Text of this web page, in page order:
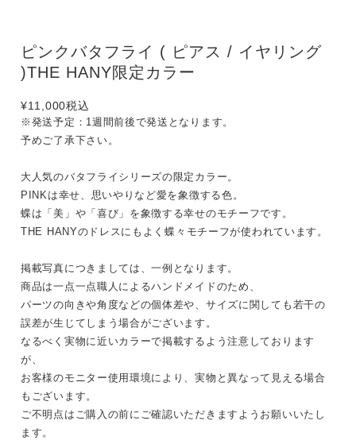
ピンクバタフライ ( ピアス / イヤリング
)THE HANY限定カラー
¥11,000税込
※発送予定：1週間前後で発送となります。
予めご了承下さい。
大人気のバタフライシリーズの限定カラー。
PINKは幸せ、思いやりなど愛を象徴する色。
蝶は「美」や「喜び」を象徴する幸せのモチーフです。
THE HANYのドレスにもよく蝶々モチーフが使われています。
掲載写真につきましては、一例となります。
商品は一点一点職人によるハンドメイドのため、
パーツの向きや角度などの個体差や、サイズに関しても若干の
誤差が生じてしまう場合がございます。
なるべく実物に近いカラーで掲載するよう注意しております
が、
お客様のモニター使用環境により、実物と異なって見える場合
もございます。
ご不明点はご購入の前にご確認いただきますようお願いいたし
ます。